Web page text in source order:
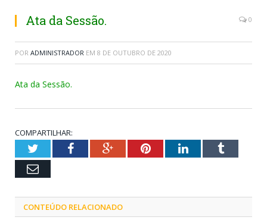
Ata da Sessão. 0
POR ADMINISTRADOR EM 8 DE OUTUBRO DE 2020
Ata da Sessão.
COMPARTILHAR:
TwitterFacebookGoogle+PinterestLinkedInTumblr
Email
CONTEÚDO RELACIONADO